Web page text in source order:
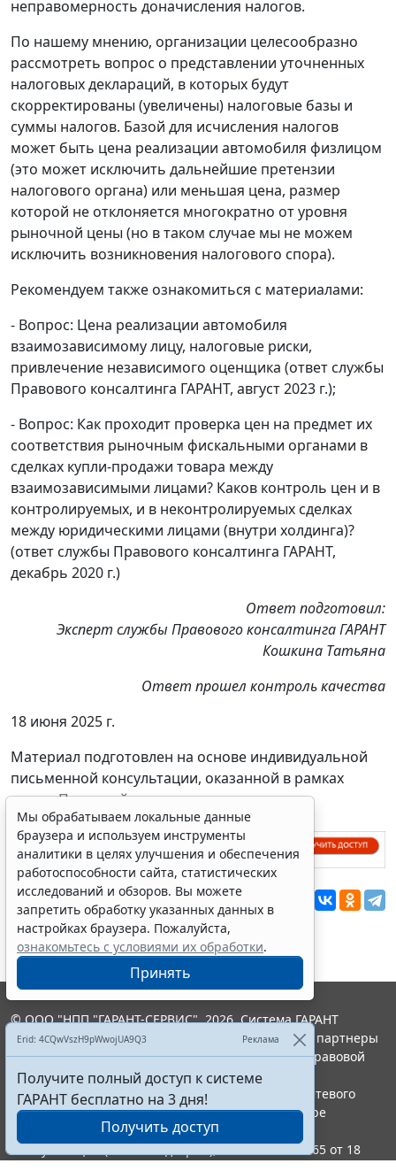
неправомерность доначисления налогов.
По нашему мнению, организации целесообразно
рассмотреть вопрос о представлении уточненных
налоговых деклараций, в которых будут
скорректированы (увеличены) налоговые базы и
суммы налогов. Базой для исчисления налогов
может быть цена реализации автомобиля физлицом
(это может исключить дальнейшие претензии
налогового органа) или меньшая цена, размер
которой не отклоняется многократно от уровня
рыночной цены (но в таком случае мы не можем
исключить возникновения налогового спора).
Рекомендуем также ознакомиться с материалами:
- Вопрос: Цена реализации автомобиля
взаимозависимому лицу, налоговые риски,
привлечение независимого оценщика (ответ службы
Правового консалтинга ГАРАНТ, август 2023 г.);
- Вопрос: Как проходит проверка цен на предмет их
соответствия рыночным фискальными органами в
сделках купли-продажи товара между
взаимозависимыми лицами? Каков контроль цен и в
контролируемых, и в неконтролируемых сделках
между юридическими лицами (внутри холдинга)?
(ответ службы Правового консалтинга ГАРАНТ,
декабрь 2020 г.)
Ответ подготовил:
Эксперт службы Правового консалтинга ГАРАНТ
Кошкина Татьяна
Ответ прошел контроль качества
18 июня 2025 г.
Материал подготовлен на основе индивидуальной
письменной консультации, оказанной в рамках
услугиПравовой консалтинг.
Перепечатка
Мы обрабатываем локальные данные
браузера и используем инструменты
аналитики в целях улучшения и обеспечения
работоспособности сайта, статистических
исследований и обзоров. Вы можете
запретить обработку указанных данных в
настройках браузера. Пожалуйста,
ознакомьтесь с условиями их обработки.
Принять
Erid: 4CQwVszH9pWwojUA9Q3 Реклама
Получите полный доступ к системе
ГАРАНТ бесплатно на 3 дня!
Получить доступ
© ООО "НПП "ГАРАНТ-СЕРВИС", 2026. Система ГАРАНТ
выпускается с 1990 года. Компания "Гарант" и ее партнеры
являются участниками Российской ассоциации правовой
информации ГАРАНТ.
Портал ГАРАНТ.РУ зарегистрирован в качестве сетевого
издания Федеральной службой по надзору в сфере
связи,информационных технологий и массовых
коммуникаций (Роскомнадзором), Эл № ФС77-58365 от 18